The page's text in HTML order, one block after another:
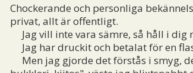
Chockerande och personliga
privat, allt är offentligt.
Jag vill inte vara sämre, så håll i dig
Jag har druckit och betalat för en
Men jag gjorde det förstås i smyg,